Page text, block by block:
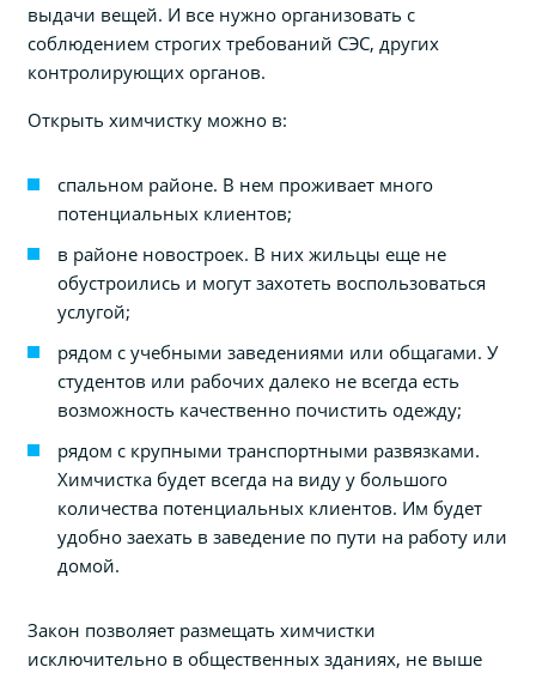
выдачи вещей. И все нужно организовать с
соблюдением строгих требований СЭС, других
контролирующих органов.
Открыть химчистку можно в:
спальном районе. В нем проживает много
потенциальных клиентов;
в районе новостроек. В них жильцы еще не
обустроились и могут захотеть воспользоваться
услугой;
рядом с учебными заведениями или общагами. У
студентов или рабочих далеко не всегда есть
возможность качественно почистить одежду;
рядом с крупными транспортными развязками.
Химчистка будет всегда на виду у большого
количества потенциальных клиентов. Им будет
удобно заехать в заведение по пути на работу или
домой.
Закон позволяет размещать химчистки
исключительно в общественных зданиях, не выше